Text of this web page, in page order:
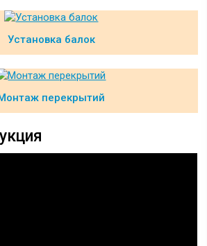
Установка балок
перекрытий